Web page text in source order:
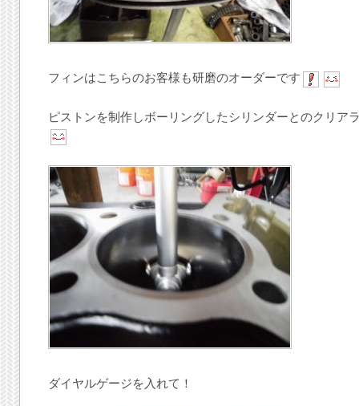
フィンはこちらのお客様も研磨のオーダーです
ピストンを制作しボーリングしたシリンダーとのクリア
ダイヤルゲージを入れて！